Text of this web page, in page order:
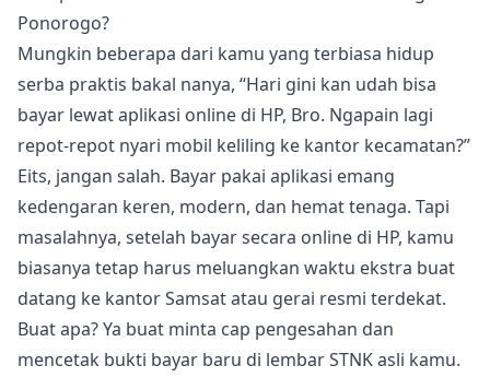
Ponorogo?
Mungkin beberapa dari kamu yang terbiasa hidup
serba praktis bakal nanya, “Hari gini kan udah bisa
bayar lewat aplikasi online di HP, Bro. Ngapain lagi
repot-repot nyari mobil keliling ke kantor kecamatan?”
Eits, jangan salah. Bayar pakai aplikasi emang
kedengaran keren, modern, dan hemat tenaga. Tapi
masalahnya, setelah bayar secara online di HP, kamu
biasanya tetap harus meluangkan waktu ekstra buat
datang ke kantor Samsat atau gerai resmi terdekat.
Buat apa? Ya buat minta cap pengesahan dan
mencetak bukti bayar baru di lembar STNK asli kamu.